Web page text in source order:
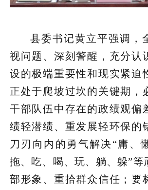
县委书记黄立平强调，
视问题、深刻警醒，充分认
设的极端重要性和现实紧迫
正处于爬坡过坎的关键期，
干部队伍中存在的政绩观偏
绩轻潜绩、重发展轻环保的
刀刃向内的勇气解决“庸、
拖、吃、喝、玩、躺、躲”等
部形象、重拾群众信任；要